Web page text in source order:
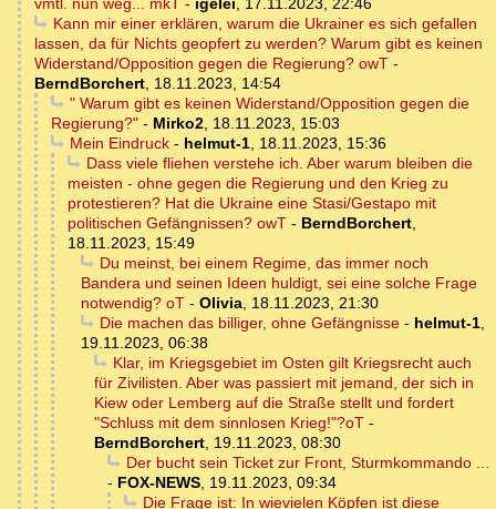
vmtl. nun weg... mkT - igelei, 17.11.2023, 22:46
Kann mir einer erklären, warum die Ukrainer es sich gefallen
lassen, da für Nichts geopfert zu werden? Warum gibt es keinen
Widerstand/Opposition gegen die Regierung? owT -
BerndBorchert, 18.11.2023, 14:54
" Warum gibt es keinen Widerstand/Opposition gegen die
Regierung?" - Mirko2, 18.11.2023, 15:03
Mein Eindruck- helmut-1, 18.11.2023, 15:36
Dass viele fliehen verstehe ich. Aber warum bleiben die
meisten - ohne gegen die Regierung und den Krieg zu
protestieren? Hat die Ukraine eine Stasi/Gestapo mit
politischen Gefängnissen? owT - BerndBorchert,
18.11.2023, 15:49
Du meinst, bei einem Regime, das immer noch
Bandera und seinen Ideen huldigt, sei eine solche Frage
notwendig? oT - Olivia, 18.11.2023, 21:30
Die machen das billiger, ohne Gefängnisse- helmut-1,
19.11.2023, 06:38
Klar, im Kriegsgebiet im Osten gilt Kriegsrecht auch
für Zivilisten. Aber was passiert mit jemand, der sich in
Kiew oder Lemberg auf die Straße stellt und fordert
"Schluss mit dem sinnlosen Krieg!"?oT -
BerndBorchert, 19.11.2023, 08:30
Der bucht sein Ticket zur Front, Sturmkommando ...
- FOX-NEWS, 19.11.2023, 09:34
Die Frage ist: In wievielen Köpfen ist diese